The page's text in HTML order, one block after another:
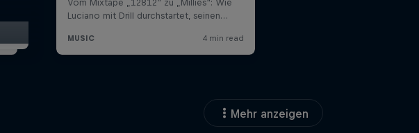
Mehr anzeigen